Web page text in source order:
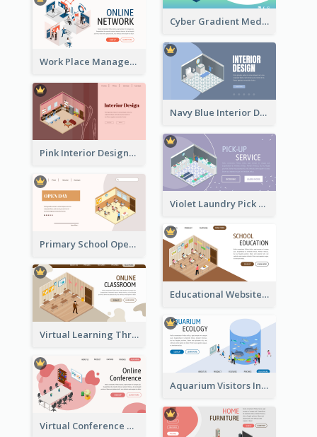
Cyber Gradient Medical Appointment Banner With Isometric Diagram
Work Place Management Workshop Landing Page
Navy Blue Interior Designer Website With Isometric Diagram
Pink Interior Designer Landing Page With Isometric Graphics
Violet Laundry Pick Up Service With Isometric Diagram
Primary School Opening Day With Isometric Diagram
Educational Website Registration With Isometric Diagram
Virtual Learning Through Classroom With Isometric Diagram
Aquarium Visitors Information Website With Isometric Graphics
Virtual Conference Software Intro Landing Page